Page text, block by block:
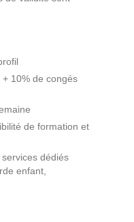
10% de congés
de formation et
services dédiés
enfant,